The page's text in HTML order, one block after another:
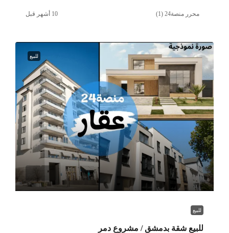
محرر منصة24 (1)
للبيع
للبيع
للبيع شقة بدمشق / مشروع دمر